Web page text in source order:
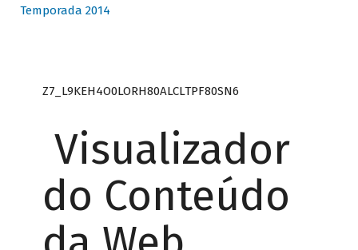
Temporada 2014
Z7_L9KEH4O0LORH80ALCLTPF80SN6
Visualizador
do Conteúdo